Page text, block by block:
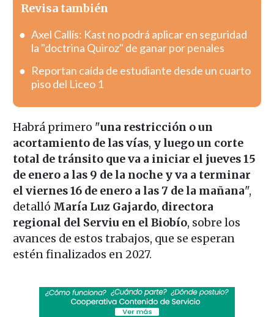
Revisa también
Axel Callís: Kast no podrá aplicar en seguridad
la "doctrina Quiroz" de ganar por penales
Reportan caída de estudiante desde un cuarto
piso del Liceo 1
Habrá primero "una restricción o un
acortamiento de las vías, y luego un corte
total de tránsito que va a iniciar el jueves 15
de enero a las 9 de la noche y va a terminar
el viernes 16 de enero a las 7 de la mañana",
detalló María Luz Gajardo, directora
regional del Serviu en el Biobío, sobre los
avances de estos trabajos, que se esperan
estén finalizados en 2027.